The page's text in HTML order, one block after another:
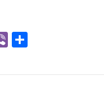
Vi
er ar